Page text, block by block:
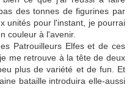
des tonnes de figurines par
unités pour l'instant, je pourrai
couleur à l'avenir.
Patrouilleurs Elfes et de ces
me retrouve à la tête de deux
plus de variété et de fun. Et
bataille introduira elle-aussi